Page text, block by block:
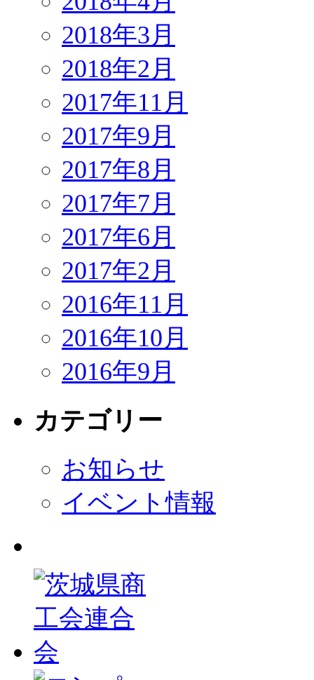
2018年3月
2018年2月
2017年11月
2017年9月
2017年8月
2017年7月
2017年6月
2017年2月
2016年11月
2016年10月
2016年9月
カテゴリー
お知らせ
イベント情報